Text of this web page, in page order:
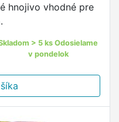
hnojivo vhodné pre
> 5 ks Odosielame
v pondelok